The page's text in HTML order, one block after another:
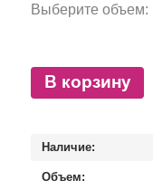
Выберите объем:
В корзину
Наличие:
Объем: